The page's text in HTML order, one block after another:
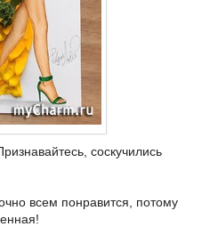
соскучились
всем понравится, потому